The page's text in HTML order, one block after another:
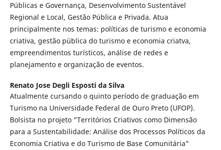
Públicas e Governança, Desenvolvimento Sustentável
Regional e Local, Gestão Pública e Privada. Atua
principalmente nos temas: políticas de turismo e economia
criativa, gestão pública do turismo e economia criatva,
empreendimentos turísticos, análise de redes e
planejamento e organização de eventos.
Renato Jose Degli Esposti da Silva
Atualmente cursando o quinto período de graduação em
Turismo na Universidade Federal de Ouro Preto (UFOP).
Bolsista no projeto "Territórios Criativos como Dimensão
para a Sustentabilidade: Análise dos Processos Políticos da
Economia Criativa e do Turismo de Base Comunitária"